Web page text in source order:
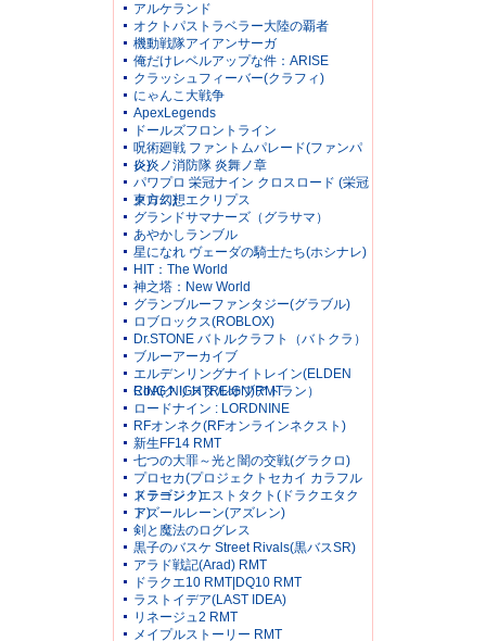
アルケランド
オクトパストラベラー大陸の覇者
機動戦隊アイアンサーガ
俺だけレベルアップな件：ARISE
クラッシュフィーバー(クラフィ)
にゃんこ大戦争
ApexLegends
ドールズフロントライン
呪術廻戦 ファントムパレード(ファンパ
レ)
炎炎ノ消防隊 炎舞ノ章
パワプロ 栄冠ナイン クロスロード (栄冠
クロス)
東方幻想エクリプス
グランドサマナーズ（グラサマ）
あやかしランブル
星になれ ヴェーダの騎士たち(ホシナレ)
HIT：The World
神之塔：New World
グランブルーファンタジー(グラブル)
ロブロックス(ROBLOX)
Dr.STONE バトルクラフト（バトクラ）
ブルーアーカイブ
エルデンリングナイトレイン(ELDEN
RING NIGHTREIGN)RMT
CoA(クリスタルオブアトラン）
ロードナイン : LORDNINE
RFオンネク(RFオンラインネクスト)
新生FF14 RMT
七つの大罪～光と闇の交戦(グラクロ)
プロセカ(プロジェクトセカイ カラフル
ステージ！)
ドラゴンクエストタクト(ドラクエタク
ト)
アズールレーン(アズレン)
剣と魔法のログレス
黒子のバスケ Street Rivals(黒バスSR)
アラド戦記(Arad) RMT
ドラクエ10 RMT|DQ10 RMT
ラストイデア(LAST IDEA)
リネージュ2 RMT
メイプルストーリー RMT